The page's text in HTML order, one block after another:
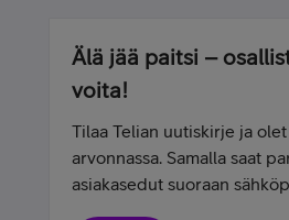
Älä jää paitsi –
voita!
Tilaa Telian uutiskirje ja
arvonnassa. Samalla saat
asiakasedut suoraan